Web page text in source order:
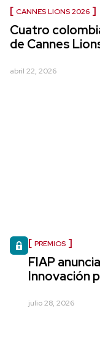
CANNES LIONS 2026
Cuatro
de Cannes
abril 22, 2026
PREMIOS
FIAP
Innovación
julio 28, 2026